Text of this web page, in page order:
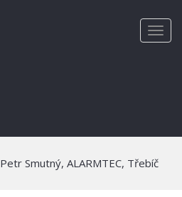
Petr Smutný, ALARMTEC, Třebíč